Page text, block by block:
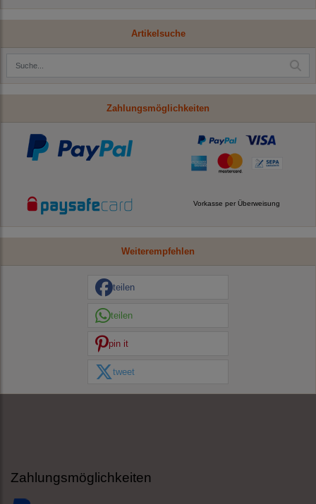
Artikelsuche
Zahlungsmöglichkeiten
Vorkasse per Überweisung
Weiterempfehlen
teilen
teilen
pin it
tweet
Zahlungsmöglichkeiten